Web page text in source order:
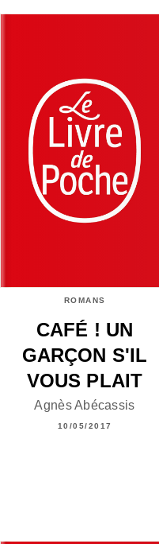
ROMANS
CAFÉ ! UN
GARÇON S'IL
VOUS PLAIT
Agnès Abécassis
10/05/2017